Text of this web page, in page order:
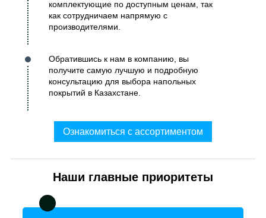
комплектующие по доступным ценам, так
как сотрудничаем напрямую с
производителями.
Обратившись к нам в компанию, вы
получите самую лучшую и подробную
консультацию для выбора напольных
покрытий в Казахстане.
Ознакомиться с ассортиментом
Наши главные приоритеты